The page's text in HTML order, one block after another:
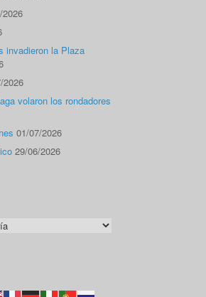
2026
invadieron la Plaza
2026
volaron los rondadores
01/07/2026
29/06/2026